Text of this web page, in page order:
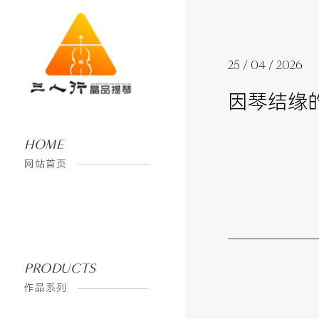
HOME
网站首页
PRODUCTS
作品系列
25 / 04 / 2026
因琴结缘